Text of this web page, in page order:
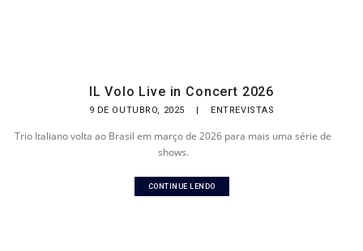
IL Volo Live in Concert 2026
9 DE OUTUBRO, 2025 | ENTREVISTAS
Trio Italiano volta ao Brasil em março de 2026 para mais uma série de
shows.
CONTINUE LENDO